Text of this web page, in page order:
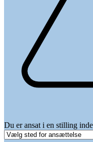
Du er ansat i en stilling